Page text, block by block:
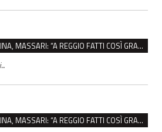
MAXI-RISSA ALLA CANALINA, MASSARI: “A REGGIO FATTI COSÌ GRAVI NON DEVONO TROVARE SPAZIO”
MAXI-RISSA ALLA CANALINA, MASSARI: “A REGGIO FATTI COSÌ GRAVI NON DEVONO TROVARE SPAZIO”